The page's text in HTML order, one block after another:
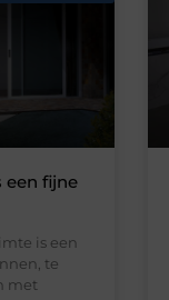
een fijne
is een
te
met